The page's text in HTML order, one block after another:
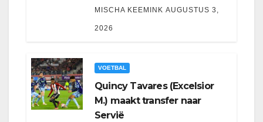
MISCHA KEEMINK AUGUSTUS 3,
2026
VOETBAL
Quincy Tavares (Excelsior
M.) maakt transfer naar
Servië